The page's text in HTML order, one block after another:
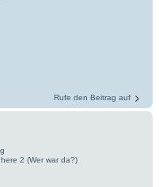
Rufe den Beitrag auf
2 (Wer war da?)